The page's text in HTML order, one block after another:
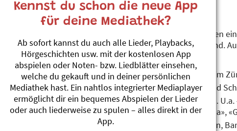
Dominique Huber
Dominique Huber (geboren 1980) ist seit 20 Jahren
unterschiedliche Produktionen im In- und Ausland.
macht er immer wieder Bühnen unsicher.
Geboren in Schaffhausen und aufgewachsen im
Musikstudium in Luzern (Dirigieren, Klavier und
Dirigierte diverse grosse Musicalproduktionen. U.a.
Walenstadt, «Io Senza Te» im Theater 11, «Aida»,
Schreibt Arrangements für Chöre, Blasmusiken,
Kennst du schon die neue App
für deine Mediathek?
Ab sofort kannst du auch alle Lieder, Playbacks,
Hörgeschichten usw. mit der kostenlosen App
abspielen oder Noten- bzw. Liedblätter einsehen,
welche du gekauft und in deiner persönlichen
Mediathek hast. Ein nahtlos integrierter Mediaplayer
ermöglicht dir ein bequemes Abspielen der Lieder
oder auch liederweise zu spulen – alles direkt in der
App.